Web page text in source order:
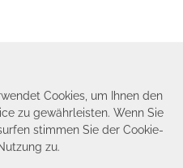
Cookies, um Ihnen den
zu gewährleisten. Wenn Sie
stimmen Sie der Cookie-
zu.